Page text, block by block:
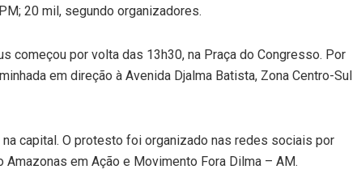
20 mil, segundo organizadores.
começou por volta das 13h30, na Praça do Congresso. Por
em direção à Avenida Djalma Batista, Zona Centro-Sul
capital. O protesto foi organizado nas redes sociais por
em Ação e Movimento Fora Dilma – AM.